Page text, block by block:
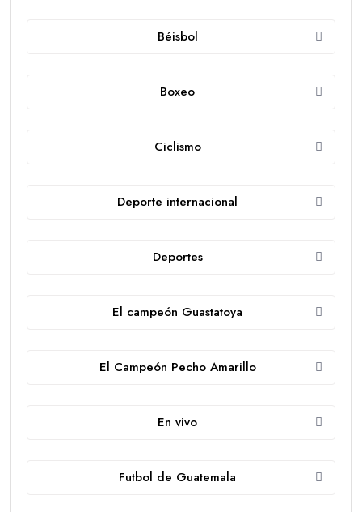
Béisbol
Boxeo
Ciclismo
Deporte internacional
Deportes
El campeón Guastatoya
El Campeón Pecho Amarillo
En vivo
Futbol de Guatemala